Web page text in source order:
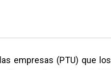
empresas (PTU) que